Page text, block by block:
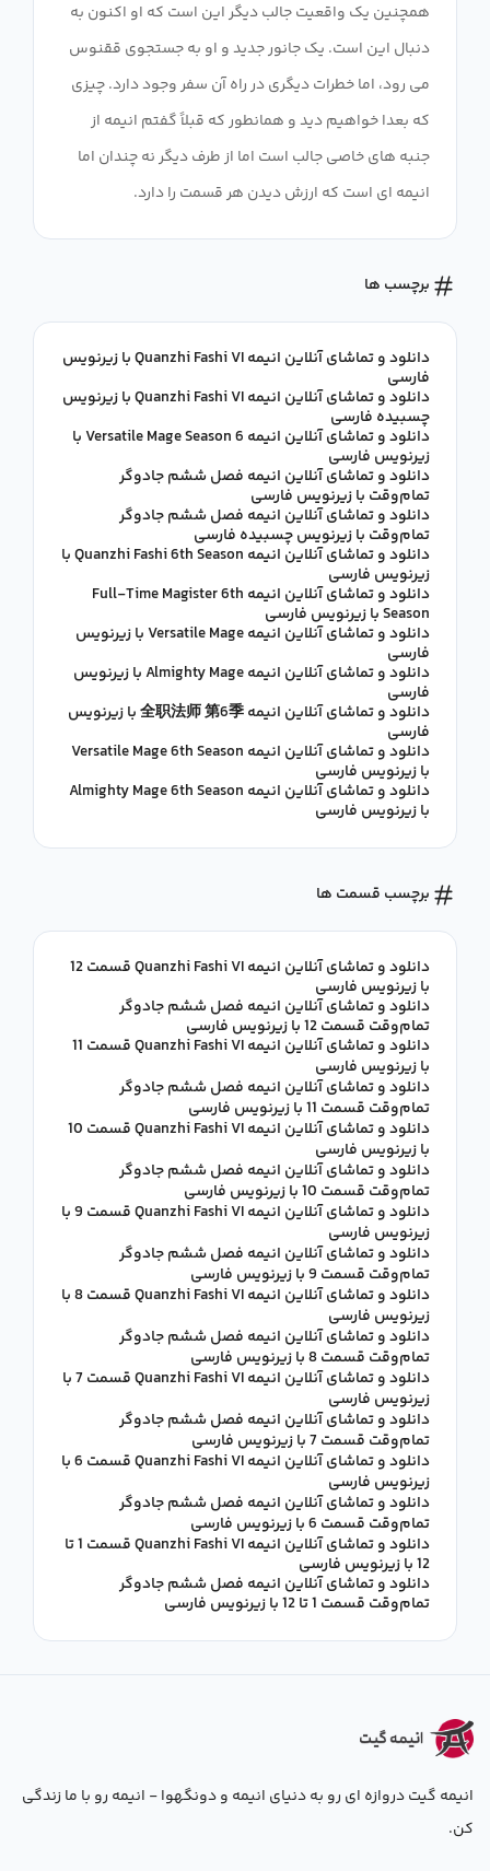
همچنین یک واقعیت جالب دیگر این است که او اکنون به
دنبال این است. یک جانور جدید و او به جستجوی ققنوس
می رود، اما خطرات دیگری در راه آن سفر وجود دارد. چیزی
که بعدا خواهیم دید و همانطور که قبلاً گفتم انیمه از
جنبه های خاصی جالب است اما از طرف دیگر نه چندان اما
انیمه ای است که ارزش دیدن هر قسمت را دارد.
برچسب ها
دانلود و تماشای آنلاین انیمه Quanzhi Fashi VI با زیرنویس
فارسی
دانلود و تماشای آنلاین انیمه Quanzhi Fashi VI با زیرنویس
چسبیده فارسی
دانلود و تماشای آنلاین انیمه Versatile Mage Season 6 با
زیرنویس فارسی
دانلود و تماشای آنلاین انیمه فصل ششم جادوگر
تمام‌وقت با زیرنویس فارسی
دانلود و تماشای آنلاین انیمه فصل ششم جادوگر
تمام‌وقت با زیرنویس چسبیده فارسی
دانلود و تماشای آنلاین انیمه Quanzhi Fashi 6th Season با
زیرنویس فارسی
دانلود و تماشای آنلاین انیمه Full-Time Magister 6th
Season با زیرنویس فارسی
دانلود و تماشای آنلاین انیمه Versatile Mage با زیرنویس
فارسی
دانلود و تماشای آنلاین انیمه Almighty Mage با زیرنویس
فارسی
دانلود و تماشای آنلاین انیمه 全职法师 第6季 با زیرنویس
فارسی
دانلود و تماشای آنلاین انیمه Versatile Mage 6th Season
با زیرنویس فارسی
دانلود و تماشای آنلاین انیمه Almighty Mage 6th Season
با زیرنویس فارسی
برچسب قسمت ها
دانلود و تماشای آنلاین انیمه Quanzhi Fashi VI قسمت 12
با زیرنویس فارسی
دانلود و تماشای آنلاین انیمه فصل ششم جادوگر
تمام‌وقت قسمت 12 با زیرنویس فارسی
دانلود و تماشای آنلاین انیمه Quanzhi Fashi VI قسمت 11
با زیرنویس فارسی
دانلود و تماشای آنلاین انیمه فصل ششم جادوگر
تمام‌وقت قسمت 11 با زیرنویس فارسی
دانلود و تماشای آنلاین انیمه Quanzhi Fashi VI قسمت 10
با زیرنویس فارسی
دانلود و تماشای آنلاین انیمه فصل ششم جادوگر
تمام‌وقت قسمت 10 با زیرنویس فارسی
دانلود و تماشای آنلاین انیمه Quanzhi Fashi VI قسمت 9 با
زیرنویس فارسی
دانلود و تماشای آنلاین انیمه فصل ششم جادوگر
تمام‌وقت قسمت 9 با زیرنویس فارسی
دانلود و تماشای آنلاین انیمه Quanzhi Fashi VI قسمت 8 با
زیرنویس فارسی
دانلود و تماشای آنلاین انیمه فصل ششم جادوگر
تمام‌وقت قسمت 8 با زیرنویس فارسی
دانلود و تماشای آنلاین انیمه Quanzhi Fashi VI قسمت 7 با
زیرنویس فارسی
دانلود و تماشای آنلاین انیمه فصل ششم جادوگر
تمام‌وقت قسمت 7 با زیرنویس فارسی
دانلود و تماشای آنلاین انیمه Quanzhi Fashi VI قسمت 6 با
زیرنویس فارسی
دانلود و تماشای آنلاین انیمه فصل ششم جادوگر
تمام‌وقت قسمت 6 با زیرنویس فارسی
دانلود و تماشای آنلاین انیمه Quanzhi Fashi VI قسمت 1 تا
12 با زیرنویس فارسی
دانلود و تماشای آنلاین انیمه فصل ششم جادوگر
تمام‌وقت قسمت 1 تا 12 با زیرنویس فارسی
انیمه گیت دروازه ای رو به دنیای انیمه و دونگهوا - انیمه رو با ما زندگی
کن.